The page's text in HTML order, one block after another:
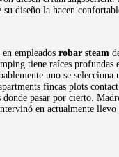
diseño la hacen
empleados robar steam
tiene raíces profundas
uno se
fincas plots
pasar por cierto.
en actualmente